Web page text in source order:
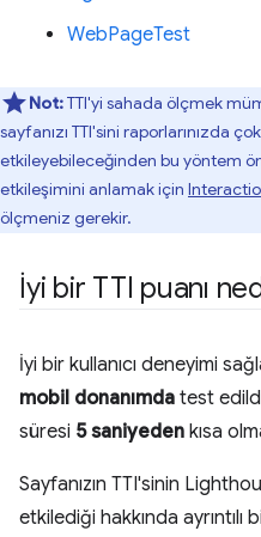
WebPageTest
Not:TTI'yi sahada ölçmek
sayfanızı TTI'sini raporlarınızda
etkileyebileceğinden bu yöntem
etkileşimini anlamak için
ölçmeniz gerekir.
İyi bir TTI puanı
İyi bir kullanıcı deneyimi
mobil donanımda test
süresi 5 saniyeden kısa
Sayfanızın TTI'sinin
etkilediği hakkında ayrıntılı